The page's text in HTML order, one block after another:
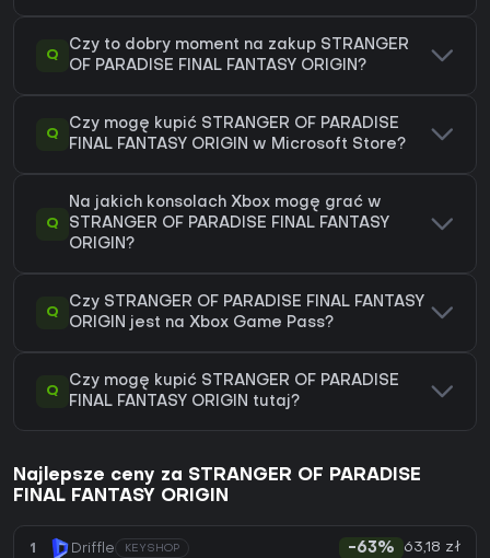
Q
Czy to dobry moment na zakup STRANGER
OF PARADISE FINAL FANTASY ORIGIN?
Q
Czy mogę kupić STRANGER OF PARADISE
FINAL FANTASY ORIGIN w Microsoft Store?
Q
Na jakich konsolach Xbox mogę grać w
STRANGER OF PARADISE FINAL FANTASY
ORIGIN?
Q
Czy STRANGER OF PARADISE FINAL FANTASY
ORIGIN jest na Xbox Game Pass?
Q
Czy mogę kupić STRANGER OF PARADISE
FINAL FANTASY ORIGIN tutaj?
Najlepsze ceny za STRANGER OF PARADISE
FINAL FANTASY ORIGIN
1 Driffle KEYSHOP -63% 63,18 zł